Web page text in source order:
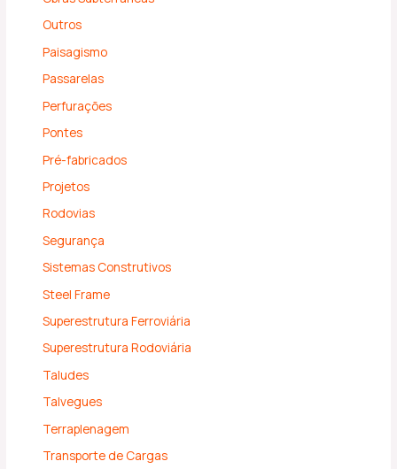
Outros
Paisagismo
Passarelas
Perfurações
Pontes
Pré-fabricados
Projetos
Rodovias
Segurança
Sistemas Construtivos
Steel Frame
Superestrutura Ferroviária
Superestrutura Rodoviária
Taludes
Talvegues
Terraplenagem
Transporte de Cargas